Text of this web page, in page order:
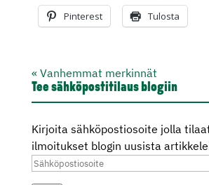
Pinterest Tulosta
« Vanhemmat merkinnät
Tee sähköpostitilaus blogiin
Kirjoita sähköpostiosoite jolla
ilmoitukset blogin uusista
Sähköpostiosoite